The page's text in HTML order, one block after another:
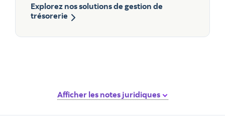
Explorez nos solutions de gestion de
trésorerie
Afficher les notes juridiques